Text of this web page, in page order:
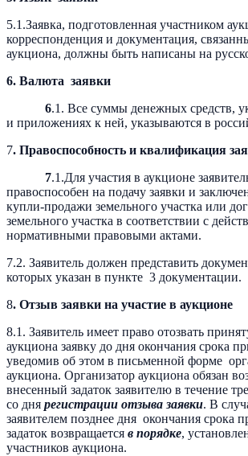
5.1.Заявка, подготовленная участником
корреспонденция и документация,
аукциона, должны быть написаны на
6. Валюта заявки
6.1. Все суммы денежных средств,
и приложениях к ней, указываются в
7. Правоспособность и квалификация
7.1.Для участия в аукционе
правоспособен на подачу заявки и
купли-продажи земельного участка или
земельного участка в соответствии с
нормативными правовыми актами.
7.2. Заявитель должен представить
которых указан в пункте 3 документации.
8. Отзыв заявки на участие в аукционе
8.1. Заявитель имеет право отозвать
аукциона заявку до дня окончания срока
уведомив об этом в письменной форме
аукциона. Организатор аукциона обязан
внесенный задаток заявителю в течение
со дня регистрации отзыва заявки. В
заявителем позднее дня окончания срока
задаток возвращается в порядке,
участников аукциона.